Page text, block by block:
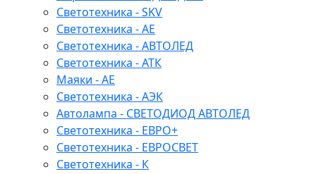
Светотехника - SKV
Светотехника - АЕ
Светотехника - АВТОЛЕД
Светотехника - АТК
Маяки - АЕ
Светотехника - АЭК
Автолампа - СВЕТОДИОД АВТОЛЕД
Светотехника - ЕВРО+
Светотехника - ЕВРОСВЕТ
Светотехника - К